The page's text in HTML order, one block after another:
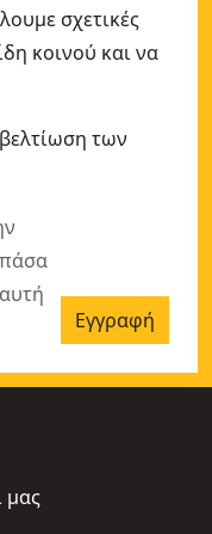
σχετικές
κοινού και να
των
Εγγραφή
μας